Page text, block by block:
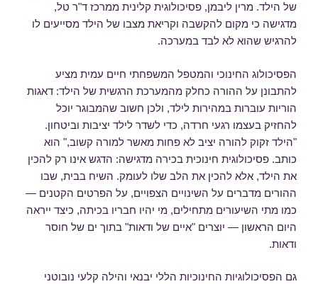
של הילד. מרין ליבמן, פסיכולוגית קלינית ממרכז ד"ר טל,
מדגישה כי מקום להקשבה וקריאת מצבו של הילד מסייעים לו
להרגיש שהוא לא לבד במערכה.
הפסיכולוג החינוכי והמטפל המשפחתי חיים עמית מציע
להתבונן על ההורה כחלק מהמערכת הרגשית של הילד: דאגות
הוריות עוברות במהירות לילד, ולכן חשוב שהמבוגר יוכל
להחזיק בעצמו רגעי חרדה, כדי לשדר לילד יציבות וביטחון.
"הילד זקוק להורה יציב לא פחות מאשר למורה קשוב," הוא
כותב. פסיכולוגית חינוכית בכירה מדגישה: הדגש אינו רק להכין
את הילד, אלא להכין את הלב שלו לעומק. השיח בבית, שבו
ההורים מדברים על השינויים הצפויים, על הפרטים הקטנים —
כמו מתי השיעורים מתחילים, מי יהיו חבריו בכיתה, כיצד ייראה
היום הראשון — יוצרים "איים של ודאות" בתוך ים של חוסר
ודאות.
גם הפסיכולוגיות החינוכיות הללי יבנאי והילה קלעי נובוטני